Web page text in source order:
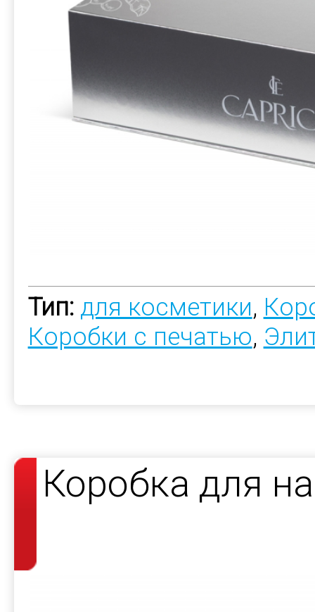
Тип: для косметики,
Коробки с печатью,
Коробка для